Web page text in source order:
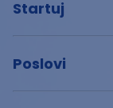
Startuj
Poslovi